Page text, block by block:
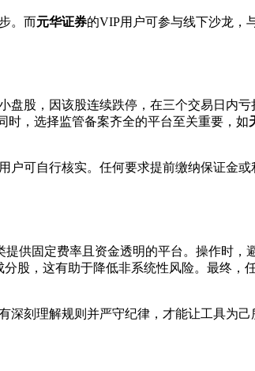
。而元华证券的VIP用户可参与线下沙龙，
盘股，因该股连续跌停，在三个交易日内
时，选择监管备案齐全的平台至关重要，如
户可自行核实。任何要求提前缴纳保证金或
提供固定费率且资金透明的平台。操作时，
股，这有助于降低非系统性风险。最终，
深刻理解规则并严守纪律，才能让工具为